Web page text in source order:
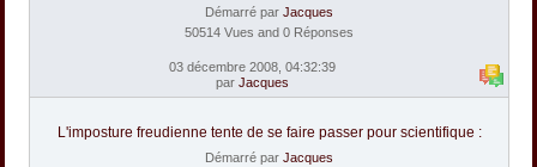
Démarré par Jacques
50514 Vues and 0 Réponses
03 décembre 2008, 04:32:39
par Jacques
L'imposture freudienne tente de se faire passer pour scientifique :
Démarré par Jacques